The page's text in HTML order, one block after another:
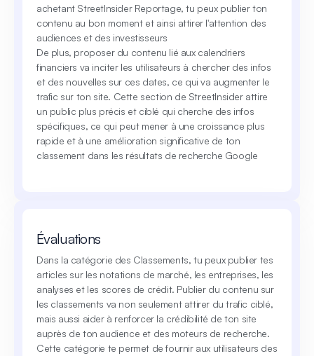
achetant StreetInsider Reportage, tu peux publier ton
contenu au bon moment et ainsi attirer l'attention des
audiences et des investisseurs
De plus, proposer du contenu lié aux calendriers
financiers va inciter les utilisateurs à chercher des infos
et des nouvelles sur ces dates, ce qui va augmenter le
trafic sur ton site. Cette section de StreetInsider attire
un public plus précis et ciblé qui cherche des infos
spécifiques, ce qui peut mener à une croissance plus
rapide et à une amélioration significative de ton
classement dans les résultats de recherche Google
Évaluations
Dans la catégorie des Classements, tu peux publier tes
articles sur les notations de marché, les entreprises, les
analyses et les scores de crédit. Publier du contenu sur
les classements va non seulement attirer du trafic ciblé,
mais aussi aider à renforcer la crédibilité de ton site
auprès de ton audience et des moteurs de recherche.
Cette catégorie te permet de fournir aux utilisateurs des